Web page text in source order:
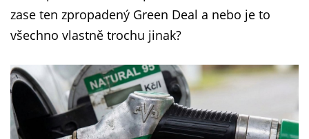
zase ten zpropadený Green Deal a nebo je to
všechno vlastně trochu jinak?